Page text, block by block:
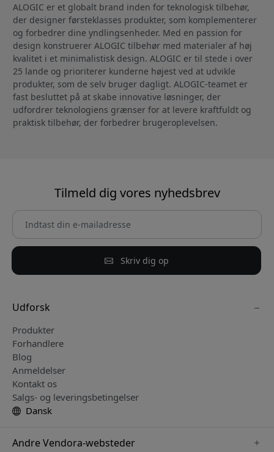
ALOGIC er et globalt brand inden for teknologisk tilbehør,
der designer førsteklasses produkter, som komplementerer
og forbedrer dine yndlingsenheder. Med en passion for
design konstruerer ALOGIC tilbehør med materialer af høj
kvalitet i et minimalistisk design. ALOGIC er til stede i over
25 lande og prioriterer kunderne højest ved at udvikle
produkter, som de selv bruger dagligt. ALOGIC-teamet er
fast besluttet på at skabe innovative løsninger, der
udfordrer teknologiens grænser for at levere kraftfuldt og
praktisk tilbehør, der forbedrer brugeroplevelsen.
Tilmeld dig vores nyhedsbrev
Skriv dig op
Udforsk
Produkter
Forhandlere
Blog
Anmeldelser
Kontakt os
Salgs- og leveringsbetingelser
Dansk
Andre Vendora-websteder